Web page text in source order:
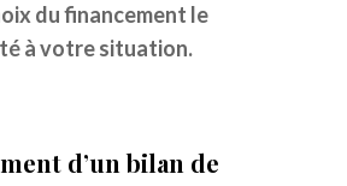
du financement le
à votre situation.
d’un bilan de